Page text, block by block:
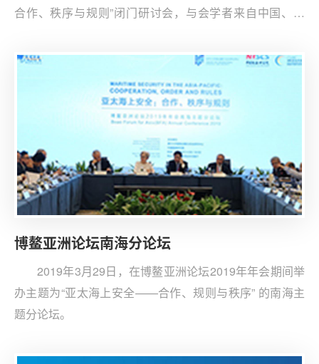
合作、秩序与规则”闭门研讨会，与会学者来自中国、美
东盟国家学者共同参加的南海问题学术会议，重在澄清各
方安全关切、进一步厘清南海局势的复杂脉络。会议主要
围绕南海问题现状与解决出路展开讨论。
博鳌亚洲论坛南海分论坛
2019年3月29日，在博鳌亚洲论坛2019年年会期间举
办主题为“亚太海上安全——合作、规则与秩序” 的南海主
题分论坛。